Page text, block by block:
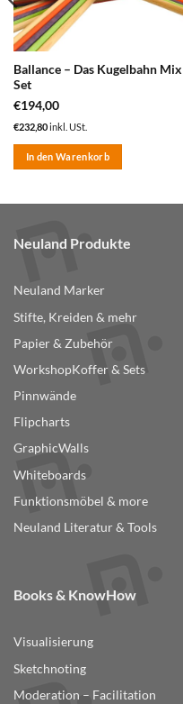
Ballance – Das Kugelbahn Mix
Set
€194,00
€232,80inkl. USt.
In den Warenkorb
Neuland Produkte
Neuland Marker
Stifte, Kreiden & mehr
Papier & Zubehör
WorkshopKoffer & Sets
Pinnwände
Flipcharts
GraphicWalls
Whiteboards
Funktionsmöbel & more
Neuland Literatur & Tools
Books & KnowHow
Visualisierung
Sketchnoting
Moderation – Facilitation